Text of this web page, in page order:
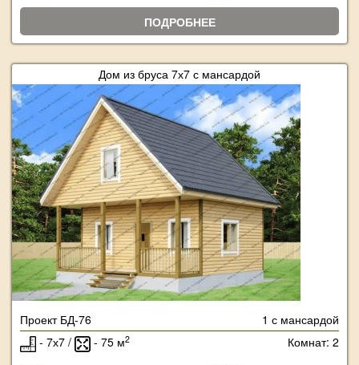
ПОДРОБНЕЕ
Дом из бруса 7х7 с мансардой
Проект БД-76
1 с мансардой
- 7х7 /
- 75 м2 Комнат: 2